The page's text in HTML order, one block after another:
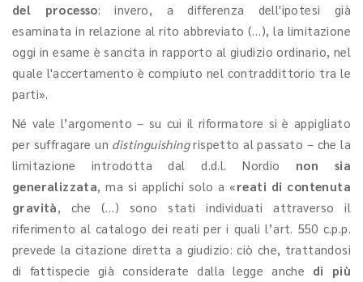
del processo: invero, a differenza dell'ipotesi già
esaminata in relazione al rito abbreviato (…), la limitazione
oggi in esame è sancita in rapporto al giudizio ordinario, nel
quale l'accertamento è compiuto nel contraddittorio tra le
parti».
Né vale l’argomento – su cui il riformatore si è appigliato
per suffragare un distinguishingrispetto al passato – che la
limitazione introdotta dal d.d.l. Nordio non sia
generalizzata , ma si applichi solo a «reati di contenuta
gravità , che (…) sono stati individuati attraverso il
riferimento al catalogo dei reati per i quali l’art. 550 c.p.p.
prevede la citazione diretta a giudizio: ciò che, trattandosi
di fattispecie già considerate dalla legge anche di più